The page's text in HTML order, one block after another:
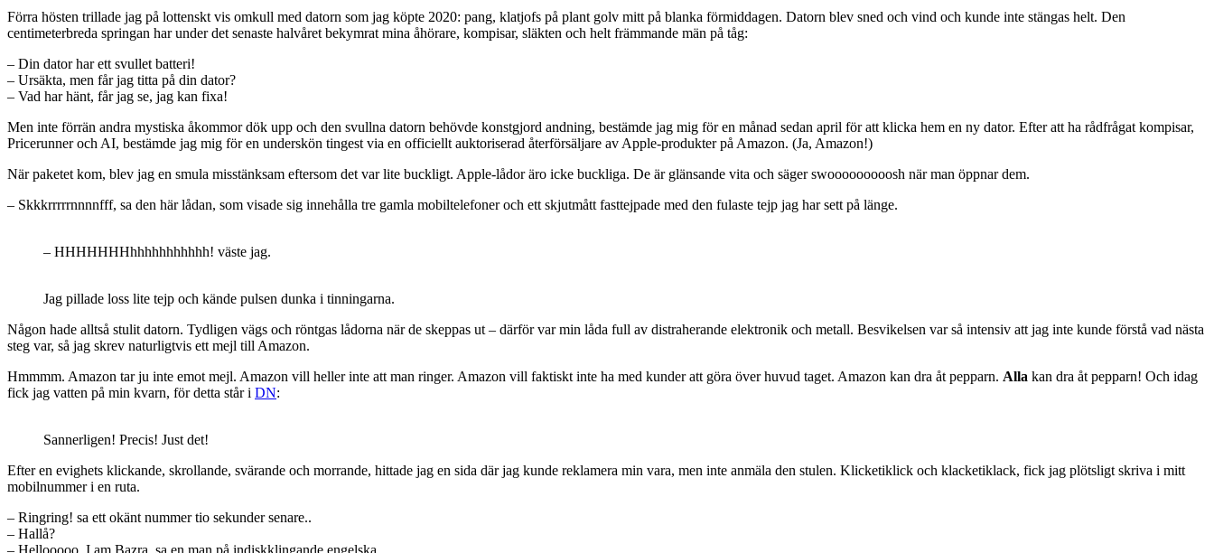
Förra hösten trillade jag på lottenskt vis omkull med datorn som jag köpte 2020: pang, klatjofs på plant golv mitt på blanka förmiddagen. Datorn blev sned och vind och kunde inte stängas helt. Den
centimeterbreda springan har under det senaste halvåret bekymrat mina åhörare, kompisar, släkten och helt främmande män på tåg:
– Din dator har ett svullet batteri!
– Ursäkta, men får jag titta på din dator?
– Vad har hänt, får jag se, jag kan fixa!
Men inte förrän andra mystiska åkommor dök upp och den svullna datorn behövde konstgjord andning, bestämde jag mig för en månad sedan april för att klicka hem en ny dator. Efter att ha rådfrågat kompisar,
Pricerunner och AI, bestämde jag mig för en underskön tingest via en officiellt auktoriserad återförsäljare av Apple-produkter på Amazon. (Ja, Amazon!)
När paketet kom, blev jag en smula misstänksam eftersom det var lite buckligt. Apple-lådor äro icke buckliga. De är glänsande vita och säger swooooooooosh när man öppnar dem.
– Skkkrrrrrnnnnfff, sa den här lådan, som visade sig innehålla tre gamla mobiltelefoner och ett skjutmått fasttejpade med den fulaste tejp jag har sett på länge.
– HHHHHHHhhhhhhhhhhh! väste jag.
Jag pillade loss lite tejp och kände pulsen dunka i tinningarna.
Någon hade alltså stulit datorn. Tydligen vägs och röntgas lådorna när de skeppas ut – därför var min låda full av distraherande elektronik och metall. Besvikelsen var så intensiv att jag inte kunde förstå vad nästa
steg var, så jag skrev naturligtvis ett mejl till Amazon.
Hmmmm. Amazon tar ju inte emot mejl. Amazon vill heller inte att man ringer. Amazon vill faktiskt inte ha med kunder att göra över huvud taget. Amazon kan dra åt pepparn. Alla kan dra åt pepparn! Och idag
fick jag vatten på min kvarn, för detta står i DN:
Sannerligen! Precis! Just det!
Efter en evighets klickande, skrollande, svärande och morrande, hittade jag en sida där jag kunde reklamera min vara, men inte anmäla den stulen. Klicketiklick och klacketiklack, fick jag plötsligt skriva i mitt
mobilnummer i en ruta.
– Ringring! sa ett okänt nummer tio sekunder senare..
– Hallå?